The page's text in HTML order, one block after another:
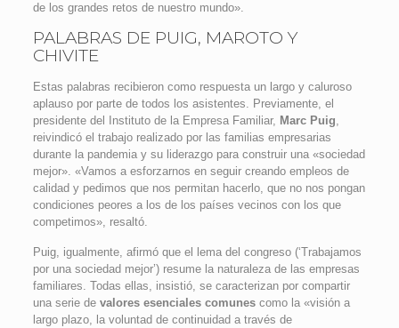
de los grandes retos de nuestro mundo».
PALABRAS DE PUIG, MAROTO Y
CHIVITE
Estas palabras recibieron como respuesta un largo y caluroso
aplauso por parte de todos los asistentes. Previamente, el
presidente del Instituto de la Empresa Familiar, Marc Puig,
reivindicó el trabajo realizado por las familias empresarias
durante la pandemia y su liderazgo para construir una «sociedad
mejor». «Vamos a esforzarnos en seguir creando empleos de
calidad y pedimos que nos permitan hacerlo, que no nos pongan
condiciones peores a los de los países vecinos con los que
competimos», resaltó.
Puig, igualmente, afirmó que el lema del congreso (‘Trabajamos
por una sociedad mejor’) resume la naturaleza de las empresas
familiares. Todas ellas, insistió, se caracterizan por compartir
una serie devalores esenciales comunescomo la «visión a
largo plazo, la voluntad de continuidad a través de